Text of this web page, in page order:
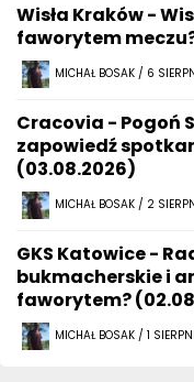
Wisła Kraków -
faworytem
MICHAŁ BOSAK / 6
Cracovia - Pogoń
zapowiedź
(03.08.2026)
MICHAŁ BOSAK / 2
GKS Katowice -
bukmacherskie i
faworytem?
MICHAŁ BOSAK / 1